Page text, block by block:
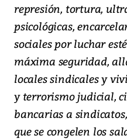
represión, tortura,
psicológicas,
sociales por luchar
máxima seguridad,
locales sindicales y
y terrorismo judicial,
bancarias a
que se congelen los